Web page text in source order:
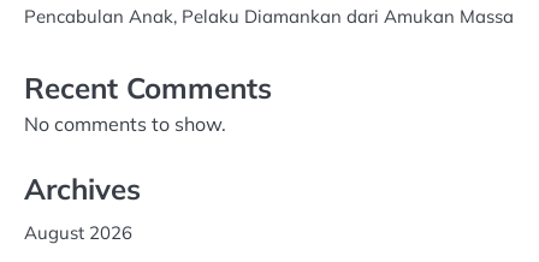
Pencabulan Anak, Pelaku Diamankan dari Amukan Massa
Recent Comments
No comments to show.
Archives
August 2026